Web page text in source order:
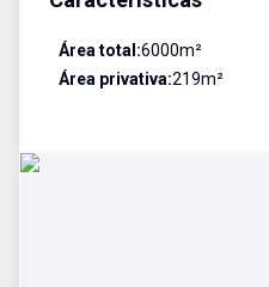
Área total:6000m²
Área privativa:219m²